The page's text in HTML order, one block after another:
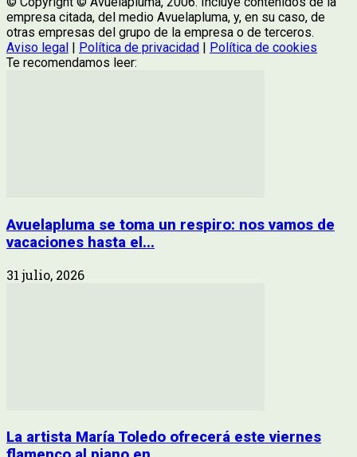
empresa citada, del medio Avuelapluma, y, en su caso, de
otras empresas del grupo de la empresa o de terceros.
Aviso legal | Política de privacidad | Política de cookies
Te recomendamos leer:
Avuelapluma se toma un respiro: nos vamos de
vacaciones hasta el...
31 julio, 2026
La artista María Toledo ofrecerá este viernes